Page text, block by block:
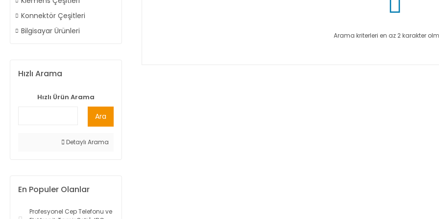
Konnektör Çeşitleri
Bilgisayar Ürünleri
Hızlı Arama
Hızlı Ürün Arama
Ara
Detaylı Arama
En Populer Olanlar
Profesyonel Cep Telefonu ve
Arama kriterleri en az 2 karakter